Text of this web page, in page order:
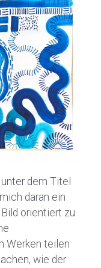
dem Titel
daran ein
orientiert zu
Werken teilen
wie der